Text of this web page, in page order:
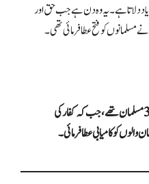
دلاتا ہے۔ یہ وہ دن ہے جب حق اور
مسلمانوں کو فتح عطا فرمائی تھی۔
غزوۂ بدر میں صرف 313 مسلمان تھے، جب کہ کفار کی